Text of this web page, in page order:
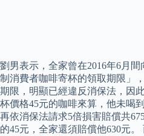
劉男表示，全家曾在2016年6月
制消費者咖啡寄杯的領取期限」
期限，明顯已經違反消保法，因
杯價格45元的咖啡來算，他未喝
再依消保法請求5倍損害賠償共
的45元，全家還須賠償他630元。